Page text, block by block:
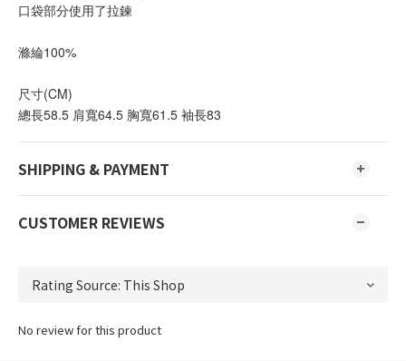
口袋部分使用了拉鍊
滌綸100%
尺寸(CM)
總長58.5 肩寬64.5 胸寬61.5 袖長83
SHIPPING & PAYMENT
CUSTOMER REVIEWS
No review for this product